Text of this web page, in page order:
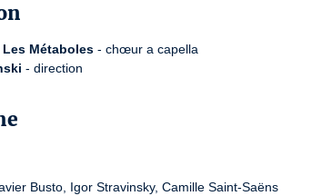
Les Métaboles - chœur a capella
- direction
Busto, Igor Stravinsky, Camille Saint-Saëns